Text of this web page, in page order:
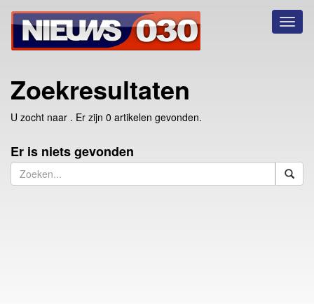
Zoekresultaten
U zocht naar . Er zijn 0 artikelen gevonden.
Er is niets gevonden